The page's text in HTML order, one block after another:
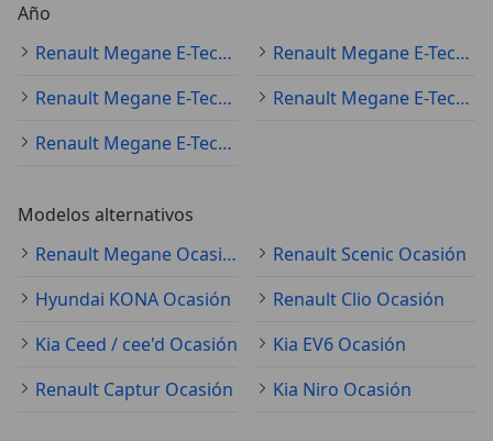
Año
Renault Megane E-Tech 2025
Renault Megane E-Tech 2022
Renault Megane E-Tech 2023
Renault Megane E-Tech 2024
Renault Megane E-Tech 2026
Modelos alternativos
Renault Megane Ocasión
Renault Scenic Ocasión
Hyundai KONA Ocasión
Renault Clio Ocasión
Kia Ceed / cee'd Ocasión
Kia EV6 Ocasión
Renault Captur Ocasión
Kia Niro Ocasión